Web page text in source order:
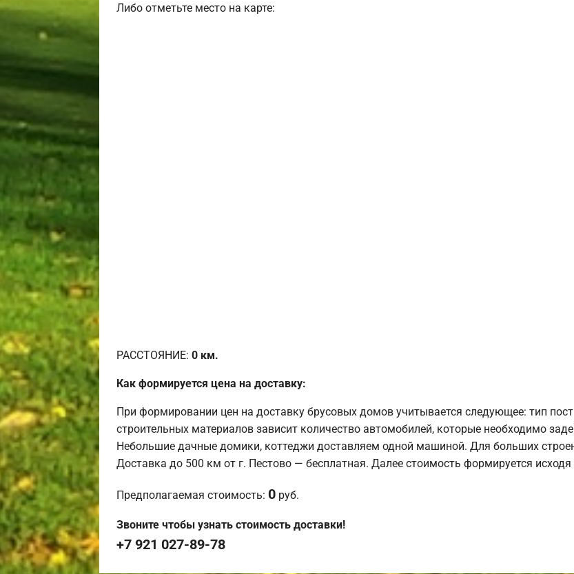
Либо отметьте место на карте:
РАССТОЯНИЕ: 0 км.
Как формируется цена на доставку:
При формировании цен на доставку брусовых домов учитывается следующее: тип
строительных материалов зависит количество автомобилей, которые необходимо
Небольшие дачные домики, коттеджи доставляем одной машиной. Для больших
Доставка до 500 км от г. Пестово — бесплатная. Далее стоимость формируется
Предполагаемая стоимость: 0 руб.
Звоните чтобы узнать стоимость доставки!
+7 921 027-89-78